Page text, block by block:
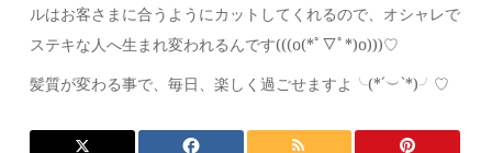
ルはお客さまに合うようにカットしてくれるので、オシャレで
ステキな人へ生まれ変われるんです(((o(*ﾟ▽ﾟ*)o)))♡
髪質が変わる事で、毎日、楽しく過ごせますよ╰(*´︶`*)╯♡